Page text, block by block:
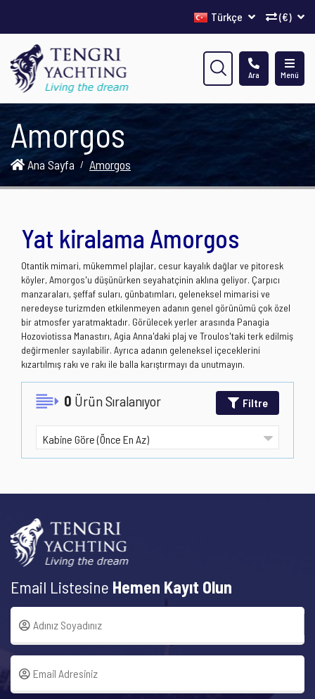
(€)
Türkçe
Menü
Ara
Amorgos
Ana Sayfa Amorgos
Yat kiralama Amorgos
Otantik mimari, mükemmel plajlar, cesur kayalık dağlar ve pitoresk
köyler, Amorgos'u düşünürken seyahatçinin aklına geliyor. Çarpıcı
manzaraları, şeffaf suları, günbatımları, geleneksel mimarisi ve
neredeyse turizmden etkilenmeyen adanın genel görünümü çok özel
bir atmosfer yaratmaktadır. Görülecek yerler arasında Panagia
Hozoviotissa Manastırı, Agia Anna'daki plaj ve Troulos'taki terk edilmiş
değirmenler sayılabilir. Ayrıca adanın geleneksel içeceklerini
kızartılmış rakı ve rakı ile balla karıştırmayı da unutmayın.
0 Ürün Sıralanıyor Filtre
Email Listesine Hemen Kayıt Olun